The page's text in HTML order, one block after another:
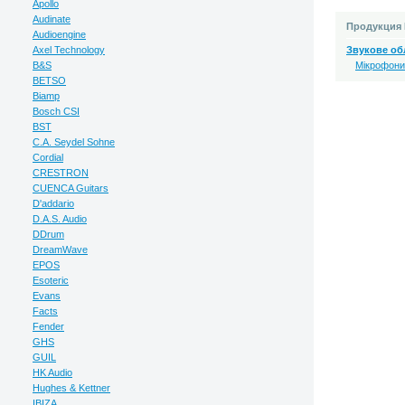
Apollo
Audinate
Audioengine
Axel Technology
B&S
BETSO
Biamp
Bosch CSI
BST
C.A. Seydel Sohne
Cordial
CRESTRON
CUENCA Guitars
D'addario
D.A.S. Audio
DDrum
DreamWave
EPOS
Esoteric
Evans
Facts
Fender
GHS
GUIL
HK Audio
Hughes & Kettner
Продукция
Звукове
Мікрофони